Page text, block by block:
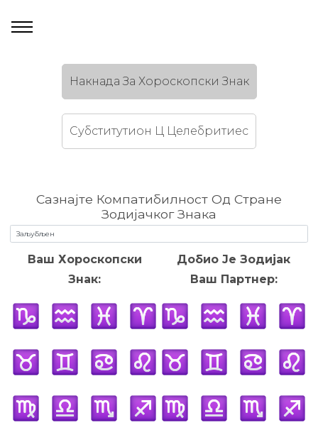
Накнада За Хороскопски Знак
Субститутион Ц Целебритиес
Сазнајте Компатибилност Од Стране
Зодијачког Знака
Ваш Хороскопски
Знак:
Добио Је Зодијак
Ваш Партнер: